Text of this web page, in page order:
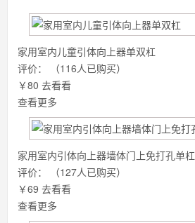
家用室内儿童引体向上器单双杠
评价：
（116人已购买）
￥80 去看看
查看更多
家用室内引体向上器墙体门上免打孔单杠
评价：
（127人已购买）
￥69 去看看
查看更多